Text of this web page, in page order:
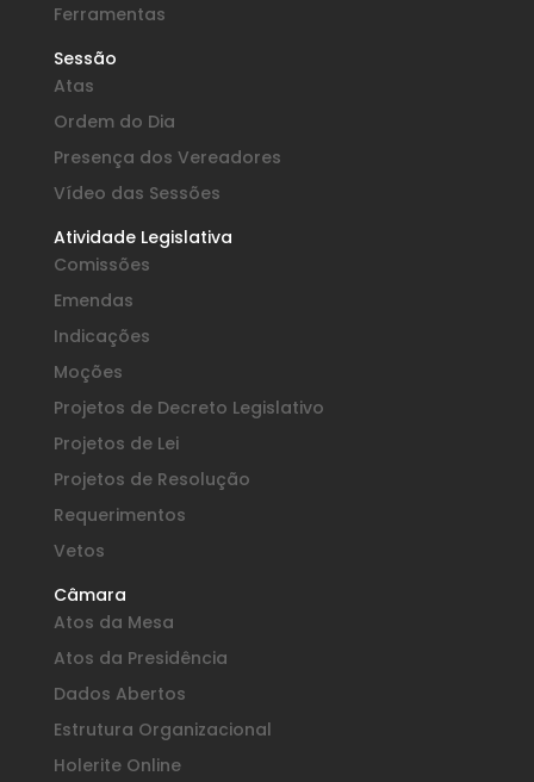
Ferramentas
Sessão
Atas
Ordem do Dia
Presença dos Vereadores
Vídeo das Sessões
Atividade Legislativa
Comissões
Emendas
Indicações
Moções
Projetos de Decreto Legislativo
Projetos de Lei
Projetos de Resolução
Requerimentos
Vetos
Câmara
Atos da Mesa
Atos da Presidência
Dados Abertos
Estrutura Organizacional
Holerite Online